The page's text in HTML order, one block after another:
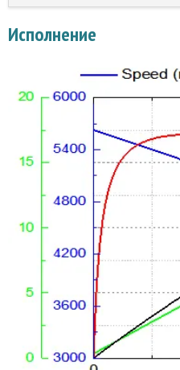
Исполнение